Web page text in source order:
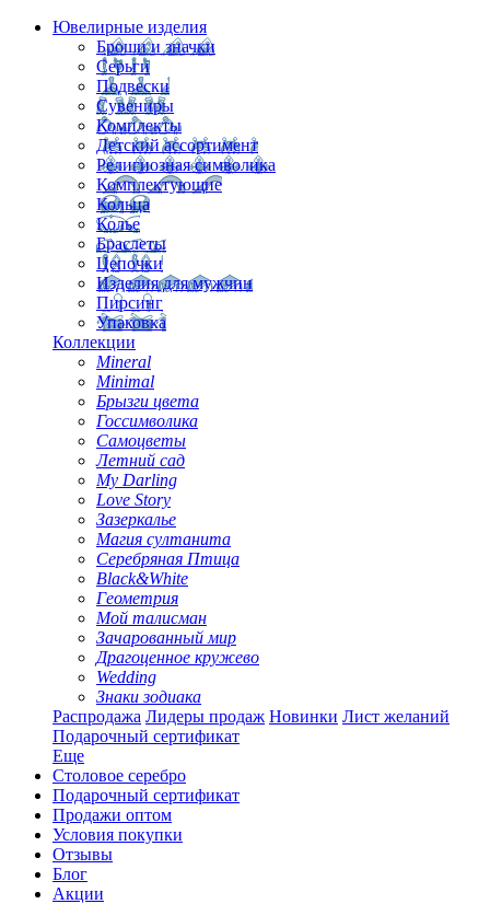
Ювелирные изделия
Броши и значки
Серьги
Подвески
Сувениры
Комплекты
Детский ассортимент
Религиозная символика
Комплектующие
Кольца
Колье
Браслеты
Цепочки
Изделия для мужчин
Пирсинг
Упаковка
Коллекции
Mineral
Minimal
Брызги цвета
Госсимволика
Самоцветы
Летний сад
My Darling
Love Story
Зазеркалье
Магия султанита
Серебряная Птица
Black&White
Геометрия
Мой талисман
Зачарованный мир
Драгоценное кружево
Wedding
Знаки зодиака
Распродажа Лидеры продаж Новинки Лист желаний
Подарочный сертификат
Еще
Столовое серебро
Подарочный сертификат
Продажи оптом
Условия покупки
Отзывы
Блог
Акции